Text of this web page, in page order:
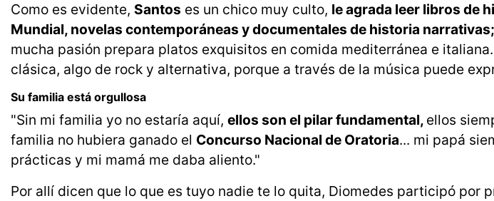
Como es evidente, Santos es un chico muy culto, le agrada leer libros de
Mundial, novelas contemporáneas y documentales de historia narrativas;
mucha pasión prepara platos exquisitos en comida mediterránea e
clásica, algo de rock y alternativa, porque a través de la música puede
Su familia está orgullosa
"Sin mi familia yo no estaría aquí, ellos son el pilar fundamental, ellos
familia no hubiera ganado el Concurso Nacional de Oratoria... mi papá
prácticas y mi mamá me daba aliento."
Por allí dicen que lo que es tuyo nadie te lo quita, Diomedes participó por